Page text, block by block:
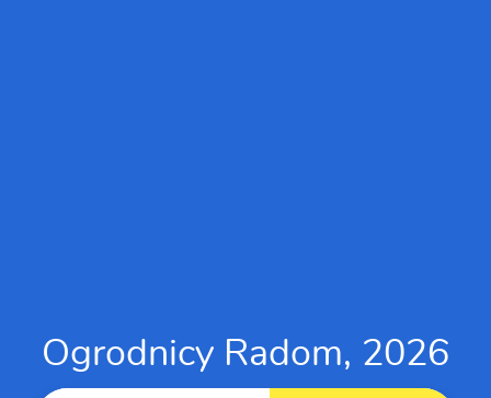
Ogrodnicy Radom, 2026